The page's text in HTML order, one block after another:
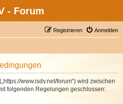
- Forum
Anmelden
Registrieren
www.isdv.net/forum“) wird zwischen
folgenden Regelungen geschlossen: